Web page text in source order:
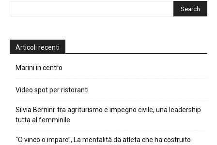
Articoli recenti
Marini in centro
Video spot per ristoranti
Silvia Bernini: tra agriturismo e impegno civile, una leadership
tutta al femminile
“O vinco o imparo”, La mentalità da atleta che ha costruito